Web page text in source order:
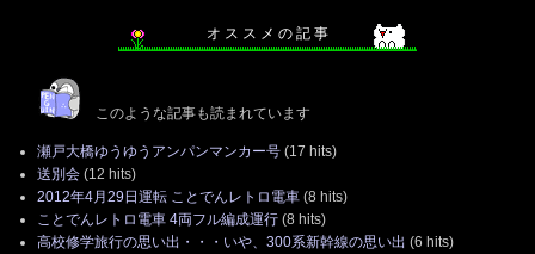
オ ス ス メ の 記 事
このような記事も読まれています
瀬戸大橋ゆうゆうアンパンマンカー号 (17 hits)
送別会 (12 hits)
2012年4月29日運転 ことでんレトロ電車 (8 hits)
ことでんレトロ電車 4両フル編成運行 (8 hits)
高校修学旅行の思い出・・・いや、300系新幹線の思い出 (6 hits)